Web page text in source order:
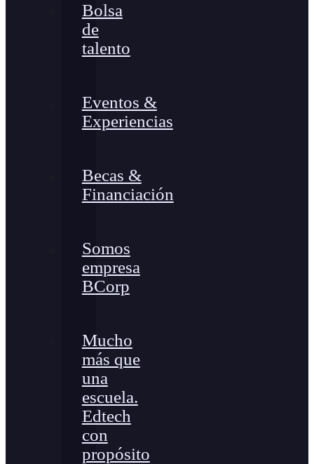
Bolsa
de
talento
Eventos &
Experiencias
Becas &
Financiación
Somos
empresa
BCorp
Mucho
más que
una
escuela.
Edtech
con
propósito